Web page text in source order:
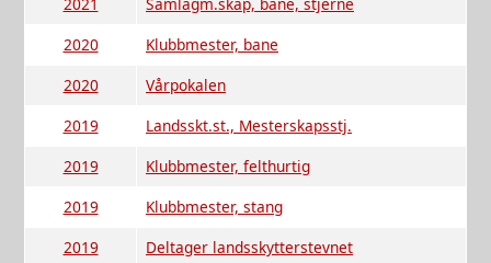
2020
Klubbmester, bane
2020
Vårpokalen
2019
Landsskt.st., Mesterskapsstj.
2019
Klubbmester, felthurtig
2019
Klubbmester, stang
2019
Deltager landsskytterstevnet